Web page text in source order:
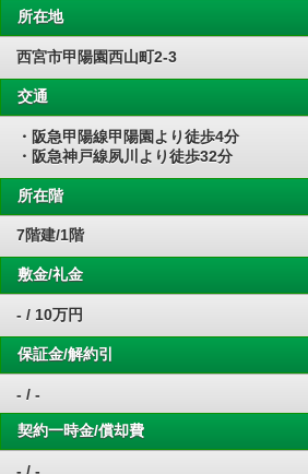
所在地
西宮市甲陽園西山町2-3
交通
・阪急甲陽線甲陽園より徒歩4分
・阪急神戸線夙川より徒歩32分
所在階
7階建/1階
敷金/礼金
- / 10万円
保証金/解約引
- / -
契約一時金/償却費